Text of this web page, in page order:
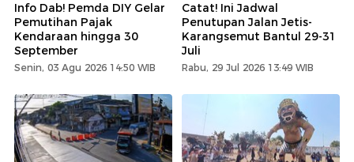
Info Dab! Pemda DIY Gelar
Pemutihan Pajak
Kendaraan hingga 30
September
Senin, 03 Agu 2026 14:50 WIB
Catat! Ini Jadwal
Penutupan Jalan Jetis-
Karangsemut Bantul 29-31
Juli
Rabu, 29 Jul 2026 13:49 WIB